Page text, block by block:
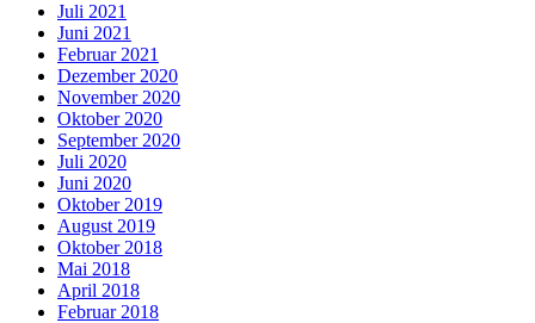
Juli 2021
Juni 2021
Februar 2021
Dezember 2020
November 2020
Oktober 2020
September 2020
Juli 2020
Juni 2020
Oktober 2019
August 2019
Oktober 2018
Mai 2018
April 2018
Februar 2018